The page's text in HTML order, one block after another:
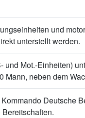
und
unterstellt werden.
und Mot.-Einheiten)
Mann, neben dem
Deutsche